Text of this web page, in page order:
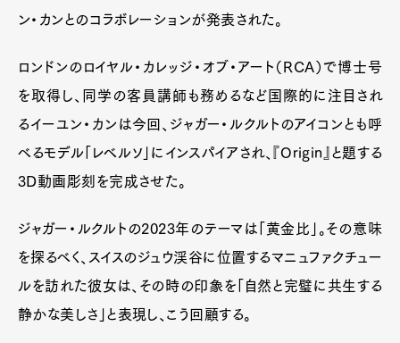
ン・カンとのコラボレーションが発表された。
ロンドンのロイヤル・カレッジ・オブ・アート（RCA）で博士号
を取得し、同学の客員講師も務めるなど国際的に注目され
るイーユン・カンは今回、ジャガー・ルクルトのアイコンとも呼
べるモデル「レベルソ」にインスパイアされ、『Origin』と題する
3D動画彫刻を完成させた。
ジャガー・ルクルトの2023年のテーマは「黄金比」。その意味
を探るべく、スイスのジュウ渓谷に位置するマニュファクチュー
ルを訪れた彼女は、その時の印象を「自然と完璧に共生する
静かな美しさ」と表現し、こう回顧する。